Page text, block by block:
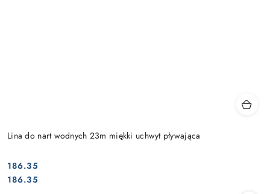
Lina do nart wodnych 23m miękki uchwyt pływająca
Cena:
186.35
Cena:
186.35